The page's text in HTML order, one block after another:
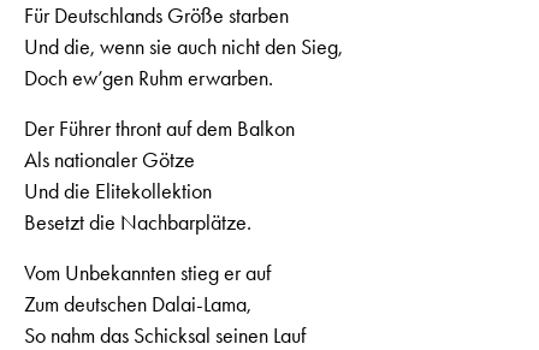
Für Deutschlands Größe starben
Und die, wenn sie auch nicht den Sieg,
Doch ew’gen Ruhm erwarben.
Der Führer thront auf dem Balkon
Als nationaler Götze
Und die Elitekollektion
Besetzt die Nachbarplätze.
Vom Unbekannten stieg er auf
Zum deutschen Dalai-Lama,
So nahm das Schicksal seinen Lauf